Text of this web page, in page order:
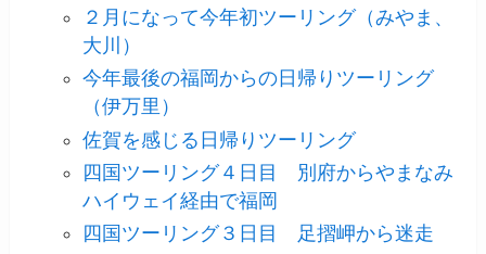
２月になって今年初ツーリング（みやま、
大川）
今年最後の福岡からの日帰りツーリング
（伊万里）
佐賀を感じる日帰りツーリング
四国ツーリング４日目 別府からやまなみ
ハイウェイ経由で福岡
四国ツーリング３日目 足摺岬から迷走